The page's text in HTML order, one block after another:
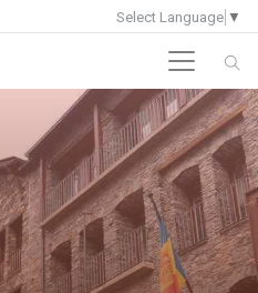
Select Language ▼